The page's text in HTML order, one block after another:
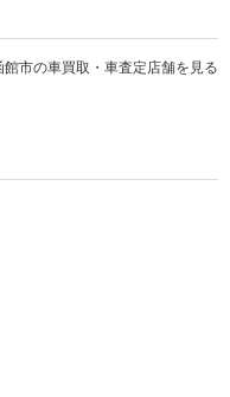
館市の車買取・車査定店舗を見る